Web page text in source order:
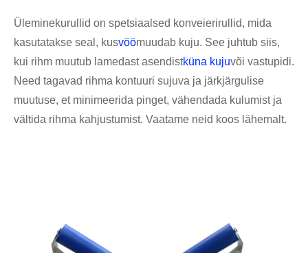
Üleminekurullid on spetsiaalsed konveierirullid, mida
kasutatakse seal, kusvöömuudab kuju. See juhtub siis,
kui rihm muutub lamedast asendistküna kujuvõi vastupidi.
Need tagavad rihma kontuuri sujuva ja järkjärgulise
muutuse, et minimeerida pinget, vähendada kulumist ja
vältida rihma kahjustumist. Vaatame neid koos lähemalt.